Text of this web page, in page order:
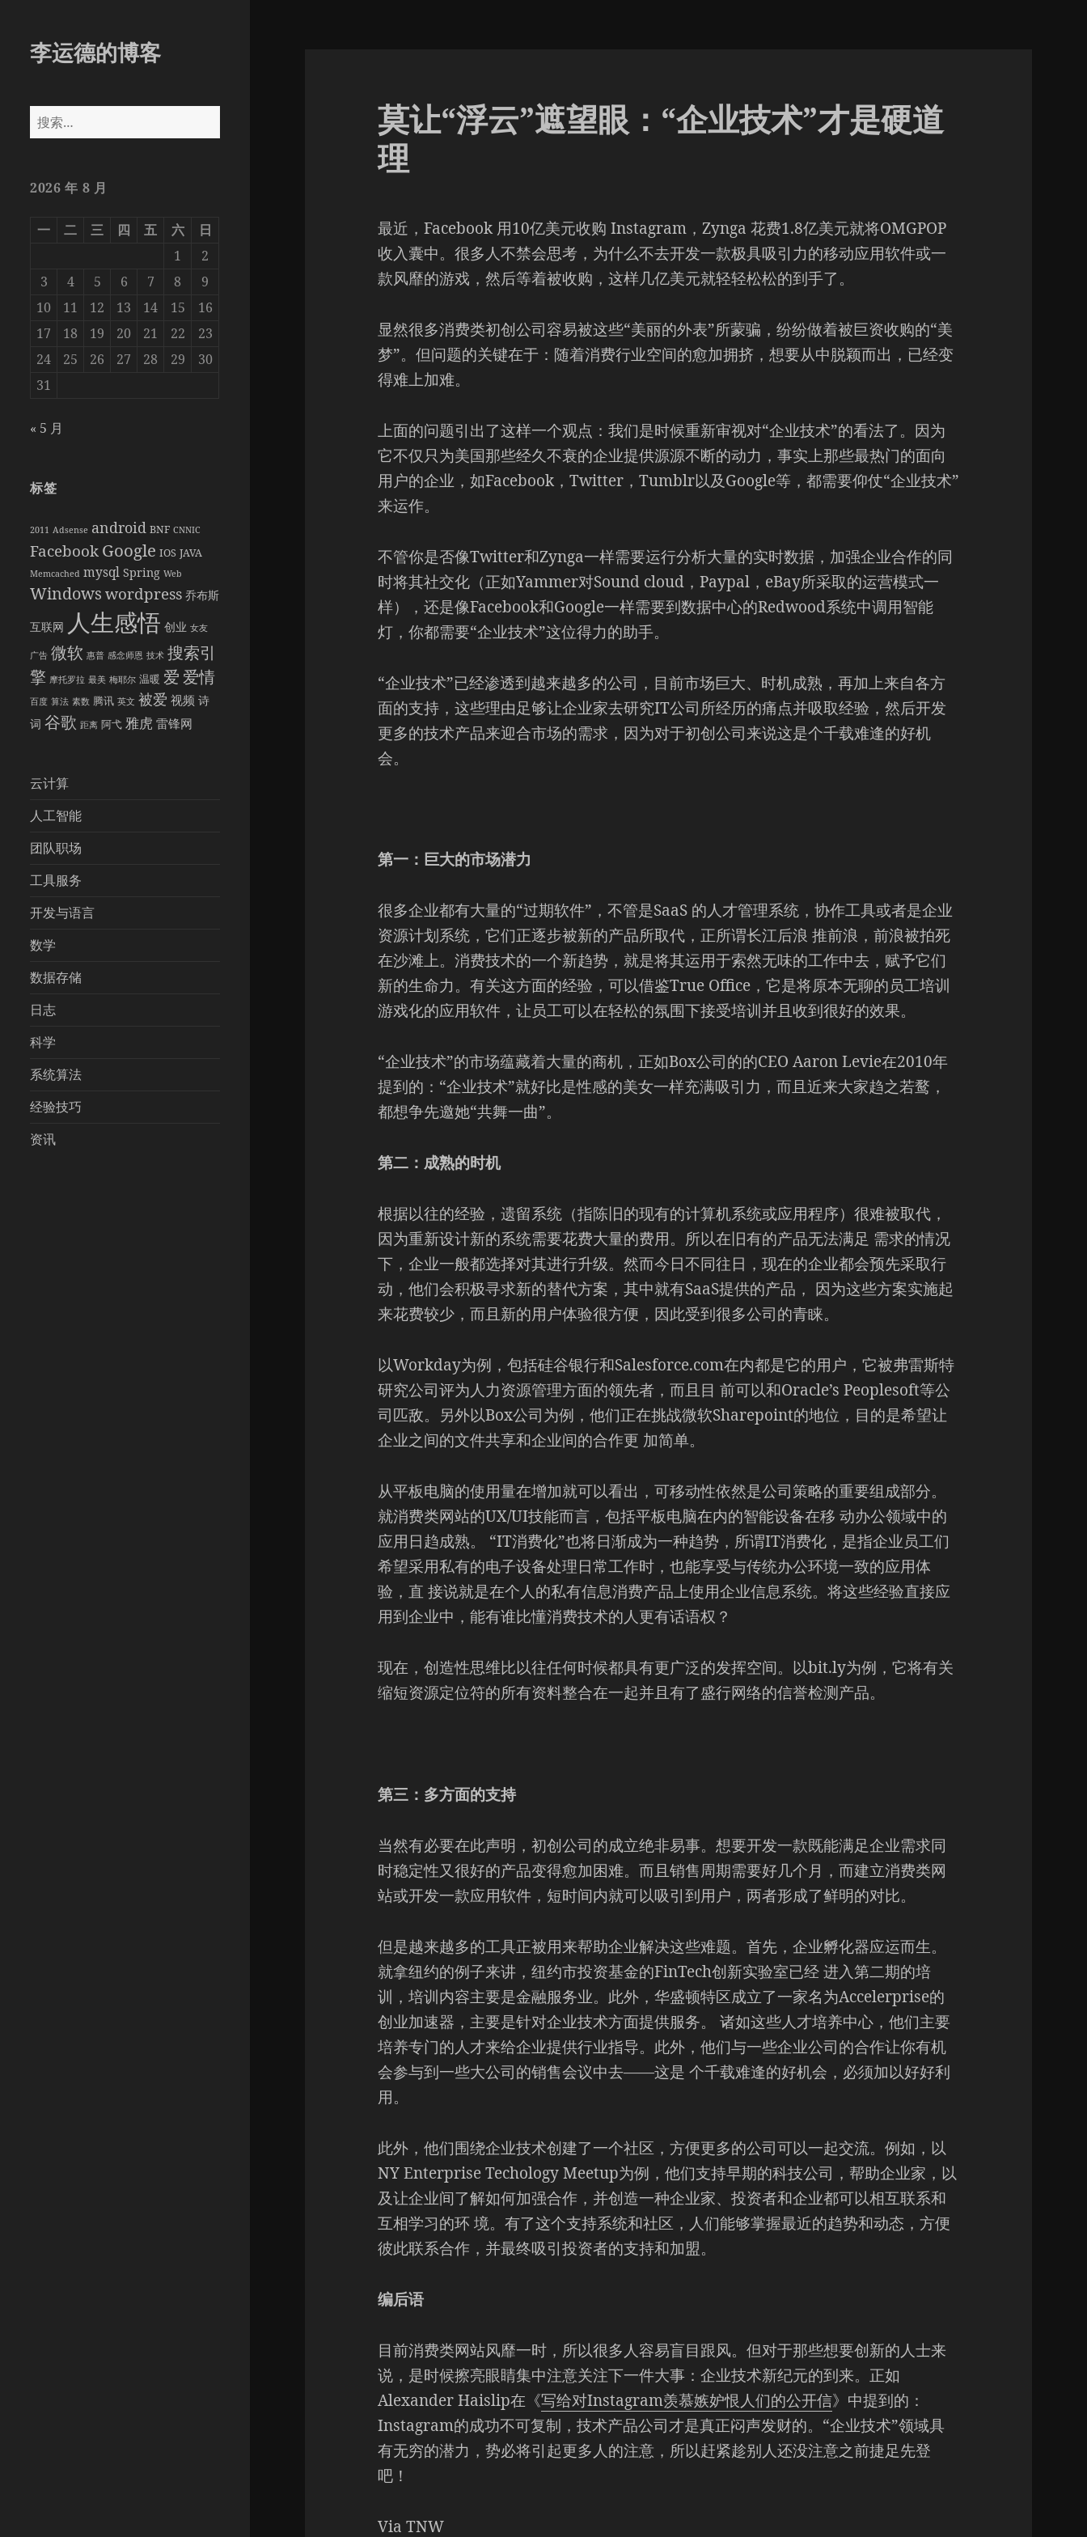
李运德的博客
搜
索：
2026 年 8 月
一 二 三 四 五 六
日
1
2
3
4 5 6 7 8
9
10
11 12 13 14 15
16
17
18 19 20 21 22
23
24
25 26 27 28 29
30
31
« 5 月
标签
2011 Adsense android BNF CNNIC
FacebookGoogle IOS JAVA
Memcached mysql Spring Web
Windowswordpress 乔布斯
互联网 人生感悟 创业 女友
广告 微软 惠普 感念师恩 技术 搜索引
擎 摩托罗拉 最美 梅耶尔 温暖 爱爱情
百度 算法 素数 腾讯 英文 被爱 视频 诗
词 谷歌 距离 阿弋 雅虎 雷锋网
云计算
人工智能
团队职场
工具服务
开发与语言
数学
数据存储
日志
科学
系统算法
经验技巧
资讯
莫让“浮云”遮望眼：“企业技术”才是硬道
理
最近，Facebook 用10亿美元收购 Instagram，Zynga 花费1.8亿美元就将OMGPOP
收入囊中。很多人不禁会思考，为什么不去开发一款极具吸引力的移动应用软件或一
款风靡的游戏，然后等着被收购，这样几亿美元就轻轻松松的到手了。
显然很多消费类初创公司容易被这些“美丽的外表”所蒙骗，纷纷做着被巨资收购的“美
梦”。但问题的关键在于：随着消费行业空间的愈加拥挤，想要从中脱颖而出，已经变
得难上加难。
上面的问题引出了这样一个观点：我们是时候重新审视对“企业技术”的看法了。因为
它不仅只为美国那些经久不衰的企业提供源源不断的动力，事实上那些最热门的面向
用户的企业，如Facebook，Twitter，Tumblr以及Google等，都需要仰仗“企业技术”
来运作。
不管你是否像Twitter和Zynga一样需要运行分析大量的实时数据，加强企业合作的同
时将其社交化（正如Yammer对Sound cloud，Paypal，eBay所采取的运营模式一
样），还是像Facebook和Google一样需要到数据中心的Redwood系统中调用智能
灯，你都需要“企业技术”这位得力的助手。
“企业技术”已经渗透到越来越多的公司，目前市场巨大、时机成熟，再加上来自各方
面的支持，这些理由足够让企业家去研究IT公司所经历的痛点并吸取经验，然后开发
更多的技术产品来迎合市场的需求，因为对于初创公司来说这是个千载难逢的好机
会。
第一：巨大的市场潜力
很多企业都有大量的“过期软件”，不管是SaaS 的人才管理系统，协作工具或者是企业
资源计划系统，它们正逐步被新的产品所取代，正所谓长江后浪 推前浪，前浪被拍死
在沙滩上。消费技术的一个新趋势，就是将其运用于索然无味的工作中去，赋予它们
新的生命力。有关这方面的经验，可以借鉴True Office，它是将原本无聊的员工培训
游戏化的应用软件，让员工可以在轻松的氛围下接受培训并且收到很好的效果。
“企业技术”的市场蕴藏着大量的商机，正如Box公司的的CEO Aaron Levie在2010年
提到的：“企业技术”就好比是性感的美女一样充满吸引力，而且近来大家趋之若鹜，
都想争先邀她“共舞一曲”。
第二：成熟的时机
根据以往的经验，遗留系统（指陈旧的现有的计算机系统或应用程序）很难被取代，
因为重新设计新的系统需要花费大量的费用。所以在旧有的产品无法满足 需求的情况
下，企业一般都选择对其进行升级。然而今日不同往日，现在的企业都会预先采取行
动，他们会积极寻求新的替代方案，其中就有SaaS提供的产品， 因为这些方案实施起
来花费较少，而且新的用户体验很方便，因此受到很多公司的青睐。
以Workday为例，包括硅谷银行和Salesforce.com在内都是它的用户，它被弗雷斯特
研究公司评为人力资源管理方面的领先者，而且目 前可以和Oracle’s Peoplesoft等公
司匹敌。另外以Box公司为例，他们正在挑战微软Sharepoint的地位，目的是希望让
企业之间的文件共享和企业间的合作更 加简单。
从平板电脑的使用量在增加就可以看出，可移动性依然是公司策略的重要组成部分。
就消费类网站的UX/UI技能而言，包括平板电脑在内的智能设备在移 动办公领域中的
应用日趋成熟。 “IT消费化”也将日渐成为一种趋势，所谓IT消费化，是指企业员工们
希望采用私有的电子设备处理日常工作时，也能享受与传统办公环境一致的应用体
验，直 接说就是在个人的私有信息消费产品上使用企业信息系统。将这些经验直接应
用到企业中，能有谁比懂消费技术的人更有话语权？
现在，创造性思维比以往任何时候都具有更广泛的发挥空间。以bit.ly为例，它将有关
缩短资源定位符的所有资料整合在一起并且有了盛行网络的信誉检测产品。
第三：多方面的支持
当然有必要在此声明，初创公司的成立绝非易事。想要开发一款既能满足企业需求同
时稳定性又很好的产品变得愈加困难。而且销售周期需要好几个月，而建立消费类网
站或开发一款应用软件，短时间内就可以吸引到用户，两者形成了鲜明的对比。
但是越来越多的工具正被用来帮助企业解决这些难题。首先，企业孵化器应运而生。
就拿纽约的例子来讲，纽约市投资基金的FinTech创新实验室已经 进入第二期的培
训，培训内容主要是金融服务业。此外，华盛顿特区成立了一家名为Accelerprise的
创业加速器，主要是针对企业技术方面提供服务。 诸如这些人才培养中心，他们主要
培养专门的人才来给企业提供行业指导。此外，他们与一些企业公司的合作让你有机
会参与到一些大公司的销售会议中去——这是 个千载难逢的好机会，必须加以好好利
用。
此外，他们围绕企业技术创建了一个社区，方便更多的公司可以一起交流。例如，以
NY Enterprise Techology Meetup为例，他们支持早期的科技公司，帮助企业家，以
及让企业间了解如何加强合作，并创造一种企业家、投资者和企业都可以相互联系和
互相学习的环 境。有了这个支持系统和社区，人们能够掌握最近的趋势和动态，方便
彼此联系合作，并最终吸引投资者的支持和加盟。
编后语
目前消费类网站风靡一时，所以很多人容易盲目跟风。但对于那些想要创新的人士来
说，是时候擦亮眼睛集中注意关注下一件大事：企业技术新纪元的到来。正如
Alexander Haislip在《写给对Instagram羡慕嫉妒恨人们的公开信》中提到的：
Instagram的成功不可复制，技术产品公司才是真正闷声发财的。“企业技术”领域具
有无穷的潜力，势必将引起更多人的注意，所以赶紧趁别人还没注意之前捷足先登
吧！
Via TNW